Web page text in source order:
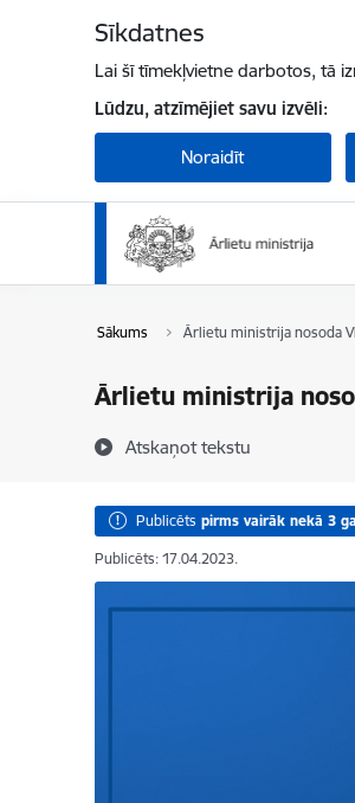
Sīkdatnes
Lai šī tīmekļvietne darbotos, tā
Lūdzu, atzīmējiet savu izvēli:
Noraidīt
Sākums Ārlietu ministrija nosoda
Ārlietu ministrija
Atskaņot tekstu
Publicēts pirms vairāk nekā 3
Publicēts: 17.04.2023.